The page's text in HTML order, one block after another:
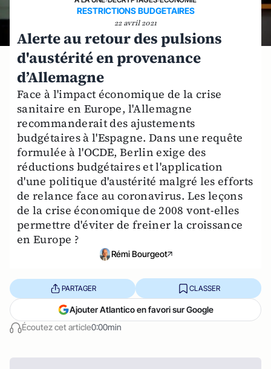
RESTRICTIONS BUDGETAIRES
22 avril 2021
Alerte au retour des pulsions
d'austérité en provenance
d’Allemagne
Face à l'impact économique de la crise
sanitaire en Europe, l'Allemagne
recommanderait des ajustements
budgétaires à l'Espagne. Dans une requête
formulée à l'OCDE, Berlin exige des
réductions budgétaires et l'application
d'une politique d'austérité malgré les efforts
de relance face au coronavirus. Les leçons
de la crise économique de 2008 vont-elles
permettre d'éviter de freiner la croissance
en Europe ?
Rémi Bourgeot
Écoutez cet article0:00min
PARTAGER CLASSER
Ajouter Atlantico en favori sur Google